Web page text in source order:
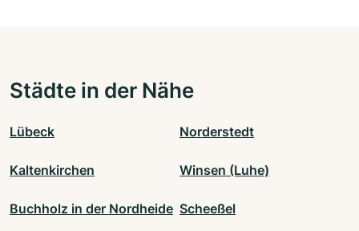
Städte in der Nähe
Lübeck Norderstedt
Kaltenkirchen Winsen (Luhe)
Buchholz in der Nordheide Scheeßel